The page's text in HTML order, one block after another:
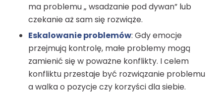
ma problemu „ wsadzanie pod dywan” lub
czekanie aż sam się rozwiąże.
Eskalowanie problemów: Gdy emocje
przejmują kontrolę, małe problemy mogą
zamienić się w poważne konflikty. I celem
konfliktu przestaje być rozwiązanie problemu
a walka o pozycje czy korzyści dla siebie.